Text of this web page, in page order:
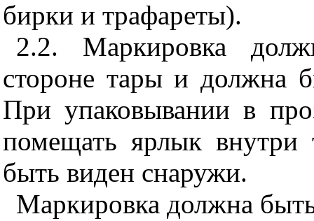
бирки и трафареты).
2.2. Маркировка
стороне тары и должна
При упаковывании в
помещать ярлык
быть виден снаружи.
Маркировка должна